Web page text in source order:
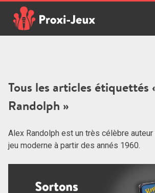
content
Tous les articles étiquettés
Randolph »
Alex Randolph est un très célèbre auteur
jeu moderne à partir des annés 1960.